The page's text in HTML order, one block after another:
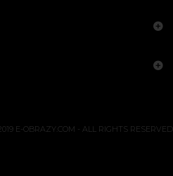
E-OBRAZY.COM - ALL RIGHTS RESERVED